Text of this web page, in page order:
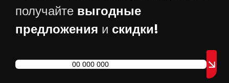
получайте выгодные
предложения и скидки!